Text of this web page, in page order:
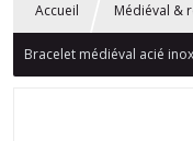
Accueil Médiéval &
Bracelet médiéval acié